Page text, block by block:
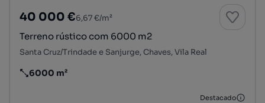
40 000 €6,67 €/m²
Terreno rústico com 6000 m2
Santa Cruz/Trindade e Sanjurge, Chaves, Vila Real
Preço por metro quadrado
6000 m²
Destacado